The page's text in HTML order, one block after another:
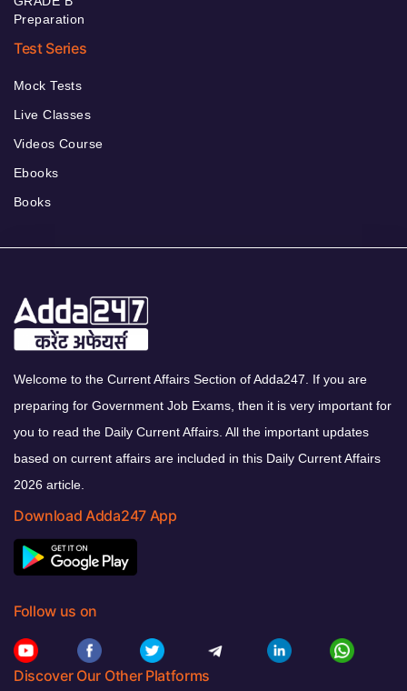
Preparation
Test Series
Mock Tests
Live Classes
Videos Course
Ebooks
Books
Welcome to the Current Affairs Section of Adda247. If you are
preparing for Government Job Exams, then it is very important for
you to read the Daily Current Affairs. All the important updates
based on current affairs are included in this Daily Current Affairs
2026 article.
Download Adda247 App
Follow us on
Discover Our Other Platforms